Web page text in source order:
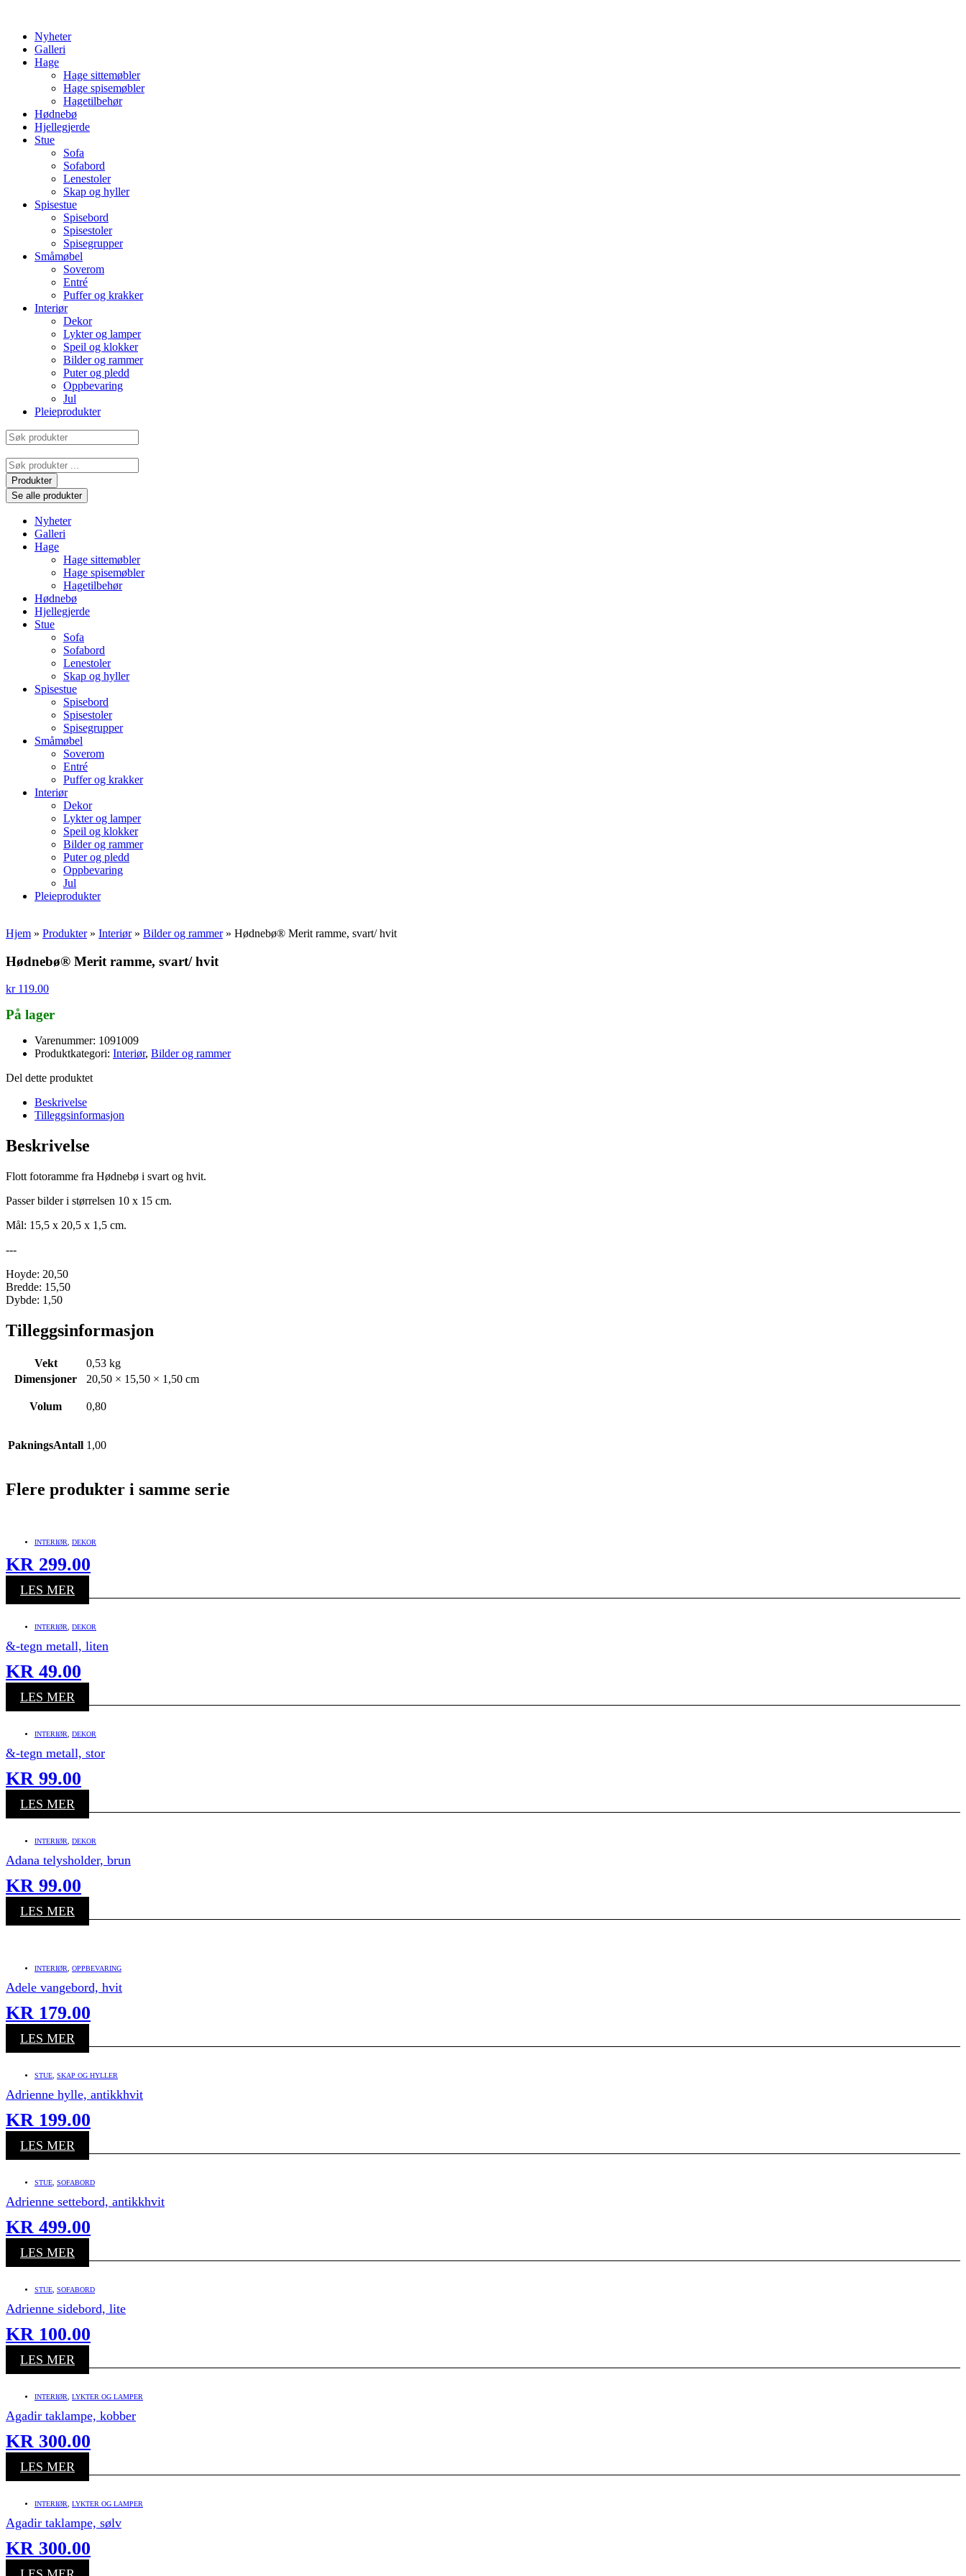
contentNyheter
Galleri
Hage
Hage sittemøbler
Hage spisemøbler
Hagetilbehør
Hødnebø
Hjellegjerde
Stue
Sofa
Sofabord
Lenestoler
Skap og hyller
Spisestue
Spisebord
Spisestoler
Spisegrupper
Småmøbel
Soverom
Entré
Puffer og krakker
Interiør
Dekor
Lykter og lamper
Speil og klokker
Bilder og rammer
Puter og pledd
Oppbevaring
Jul
Pleieprodukter
Søk
produkter
Search
...Produkter
Se alle produkter
Nyheter
Galleri
Hage
Hage sittemøbler
Hage spisemøbler
Hagetilbehør
Hødnebø
Hjellegjerde
Stue
Sofa
Sofabord
Lenestoler
Skap og hyller
Spisestue
Spisebord
Spisestoler
Spisegrupper
Småmøbel
Soverom
Entré
Puffer og krakker
Interiør
Dekor
Lykter og lamper
Speil og klokker
Bilder og rammer
Puter og pledd
Oppbevaring
Jul
Pleieprodukter
Hjem » Produkter» Interiør» Bilder og rammer» Hødnebø® Merit ramme, svart/ hvit
Hødnebø® Merit ramme, svart/ hvit
kr119.00
På lager
Varenummer: 1091009
Produktkategori: Interiør, Bilder og rammer
Del dette produktet
Beskrivelse
Tilleggsinformasjon
Beskrivelse
Flott fotoramme fra Hødnebø i svart og hvit.
Passer bilder i størrelsen 10 x 15 cm.
Mål: 15,5 x 20,5 x 1,5 cm.
---
Hoyde: 20,50
Bredde: 15,50
Dybde: 1,50
Tilleggsinformasjon
Vekt
0,53 kg
Dimensjoner
20,50 × 15,50 × 1,50 cm
Volum 0,80
PakningsAntall 1,00
Flere produkter i samme serie
INTERIØR DEKOR
KR 299.00
LES MER
INTERIØR DEKOR
&-tegn metall, liten
KR 49.00
LES MER
INTERIØR DEKOR
&-tegn metall, stor
KR 99.00
LES MER
INTERIØR DEKOR
Adana telysholder, brun
KR 99.00
LES MER
INTERIØR OPPBEVARING
Adele vangebord, hvit
KR 179.00
LES MER
STUE SKAP OG HYLLER
Adrienne hylle, antikkhvit
KR 199.00
LES MER
STUE SOFABORD
Adrienne settebord, antikkhvit
KR 499.00
LES MER
STUE SOFABORD
Adrienne sidebord, lite
KR 100.00
LES MER
INTERIØR LYKTER OG LAMPER
Agadir taklampe, kobber
KR 300.00
LES MER
INTERIØR LYKTER OG LAMPER
Agadir taklampe, sølv
KR 300.00